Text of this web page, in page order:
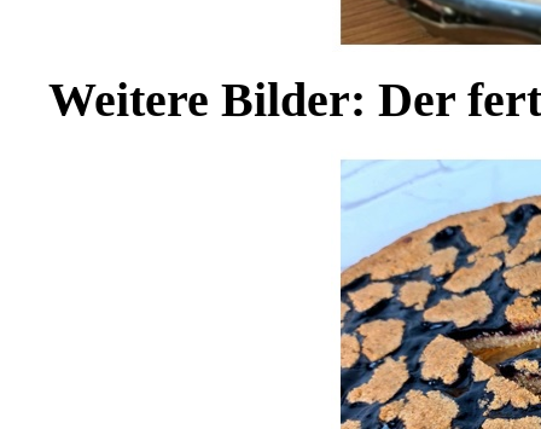
Weitere Bilder: Der